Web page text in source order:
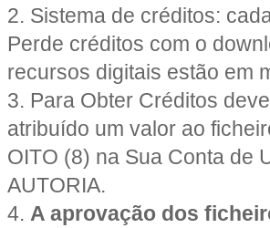
2. Sistema de créditos:
Perde créditos com o
recursos digitais estão em
3. Para Obter Créditos
atribuído um valor ao
OITO (8) na Sua Conta de
AUTORIA.
4. A aprovação dos